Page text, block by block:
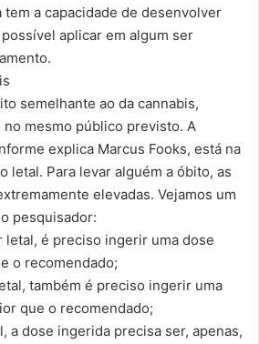
tem a capacidade de desenvolver
aplicar em algum ser
semelhante ao da cannabis,
mesmo público previsto. A
explica Marcus Fooks, está na
letal. Para levar alguém a óbito, as
elevadas. Vejamos um
pesquisador:
letal, é preciso ingerir uma dose
o recomendado;
também é preciso ingerir uma
que o recomendado;
a dose ingerida precisa ser, apenas,